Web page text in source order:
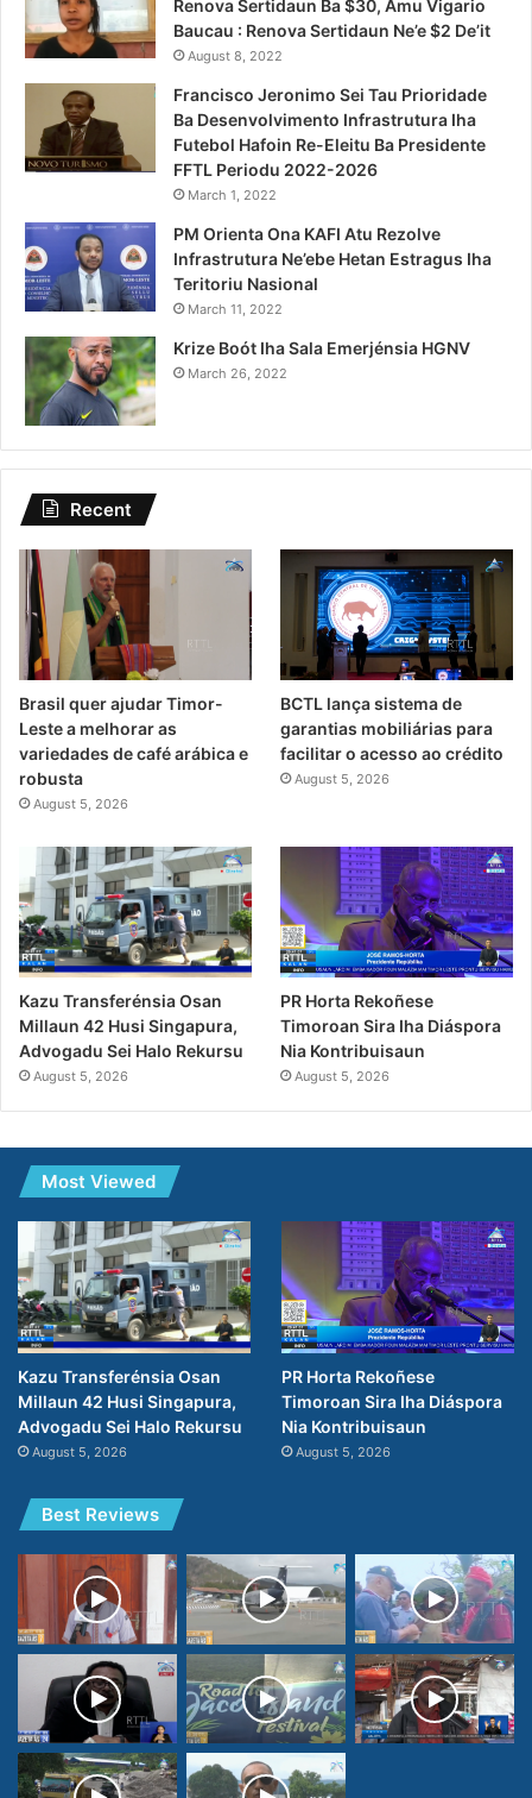
Renova Sertidaun Ba $30, Amu Vigario
Baucau : Renova Sertidaun Ne’e $2 De’it
August 8, 2022
Francisco Jeronimo Sei Tau Prioridade
Ba Desenvolvimento Infrastrutura Iha
Futebol Hafoin Re-Eleitu Ba Presidente
FFTL Periodu 2022-2026
March 1, 2022
PM Orienta Ona KAFI Atu Rezolve
Infrastrutura Ne’ebe Hetan Estragus Iha
Teritoriu Nasional
March 11, 2022
Krize Boót Iha Sala Emerjénsia HGNV
March 26, 2022
Recent
Brasil quer ajudar Timor-
Leste a melhorar as
variedades de café arábica e
robusta
August 5, 2026
BCTL lança sistema de
garantias mobiliárias para
facilitar o acesso ao crédito
August 5, 2026
Kazu Transferénsia Osan
Millaun 42 Husi Singapura,
Advogadu Sei Halo Rekursu
August 5, 2026
PR Horta Rekoñese
Timoroan Sira Iha Diáspora
Nia Kontribuisaun
August 5, 2026
Most Viewed
Kazu Transferénsia Osan
Millaun 42 Husi Singapura,
Advogadu Sei Halo Rekursu
August 5, 2026
PR Horta Rekoñese
Timoroan Sira Iha Diáspora
Nia Kontribuisaun
August 5, 2026
Best Reviews